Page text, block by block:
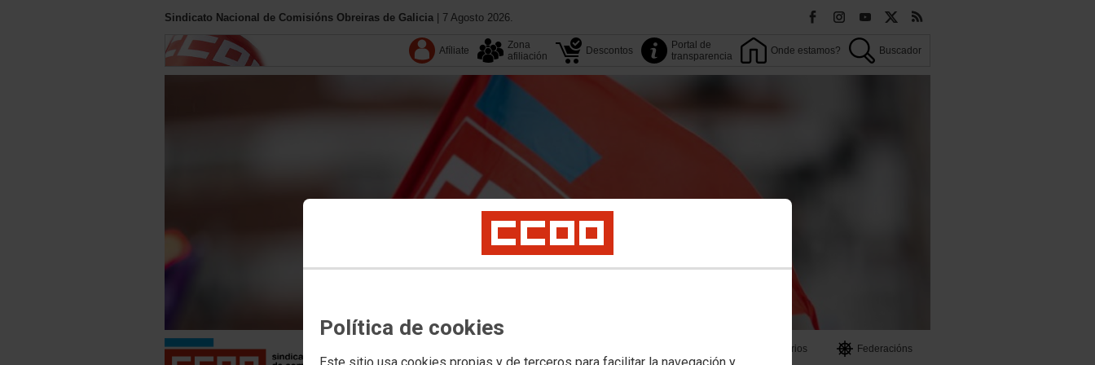
Política de cookies
Sindicato Nacional de Comisións Obreiras de Galicia | 7 Agosto 2026.
Afíliate
Zona
afiliación
Descontos
Portal de
transparencia
Onde estamos? Buscador
Territorios
Federacións